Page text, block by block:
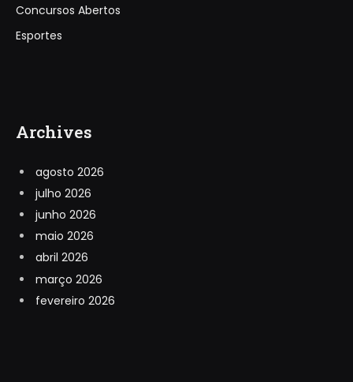
Concursos Abertos
Esportes
Archives
agosto 2026
julho 2026
junho 2026
maio 2026
abril 2026
março 2026
fevereiro 2026